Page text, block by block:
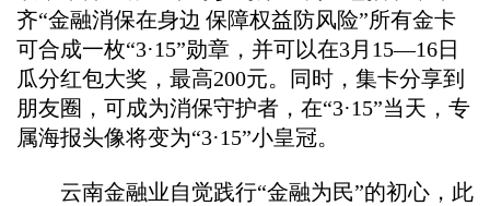
齐“金融消保在身边 保障权益防风险”所有金卡
可合成一枚“3·15”勋章，并可以在3月 15—16日
瓜分红包大奖，最高200元。同时，集卡分享到
朋友圈，可成为消保守护者，在“3·15”当天，专
属海报头像将变为“3·15”小皇冠。
云南金融业自觉践行“金融为民”的初心，此